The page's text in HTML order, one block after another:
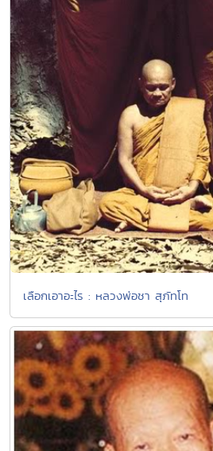
เลือกเอาอะไร : หลวงพ่อชา สุภัทโท